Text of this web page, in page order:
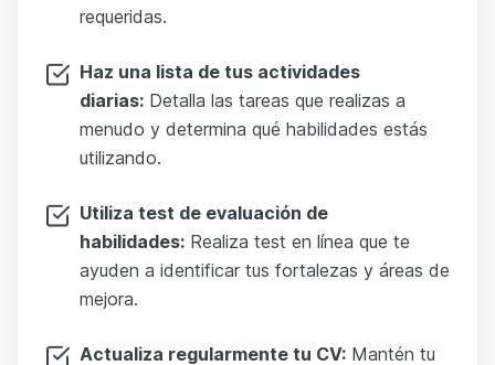
requeridas.
Haz una lista de tus actividades
diarias: Detalla las tareas que realizas a
menudo y determina qué habilidades estás
utilizando.
Utiliza test de evaluación de
habilidades: Realiza test en línea que te
ayuden a identificar tus fortalezas y áreas de
mejora.
Actualiza regularmente tu CV: Mantén tu